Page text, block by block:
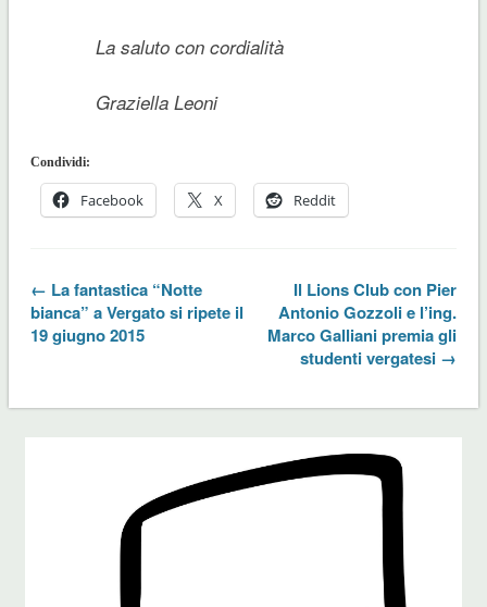
La saluto con cordialità
Graziella Leoni
Condividi:
Facebook X Reddit
← La fantastica “Notte
bianca” a Vergato si ripete il
19 giugno 2015
Il Lions Club con Pier
Antonio Gozzoli e l’ing.
Marco Galliani premia gli
studenti vergatesi →